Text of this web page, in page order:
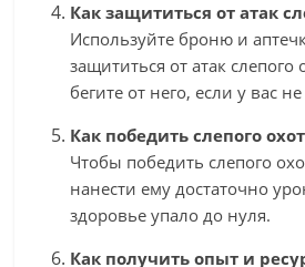
Как защититься от атак
Используйте броню и
защититься от атак слепого
бегите от него, если у вас
Как победить слепого
Чтобы победить слепого
нанести ему достаточно
здоровье упало до нуля.
Как получить опыт и